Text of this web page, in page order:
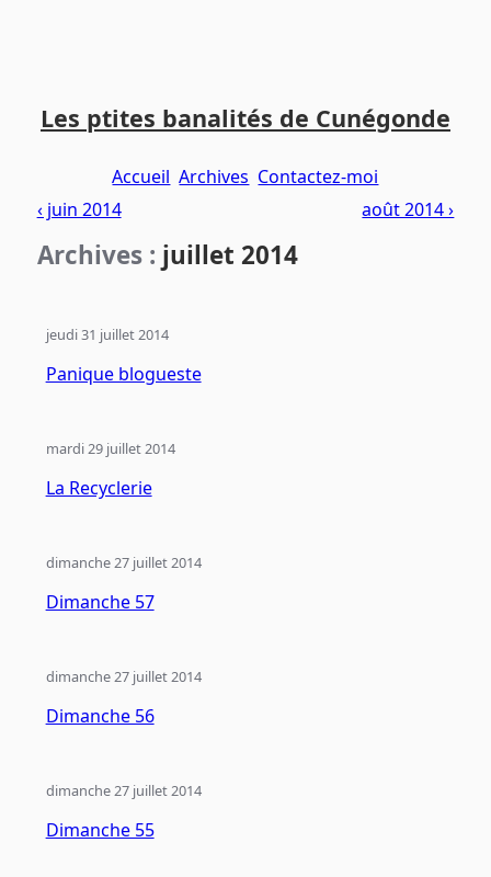
contenu
menuLes ptites banalités de Cunégonde
Accueil Archives Contactez-moi
‹ juin 2014
août 2014 ›
Archives : juillet 2014
Panique blogueste
jeudi 31 juillet 2014
La Recyclerie
mardi 29 juillet 2014
Dimanche 57
dimanche 27 juillet 2014
Dimanche 56
dimanche 27 juillet 2014
Dimanche 55
dimanche 27 juillet 2014